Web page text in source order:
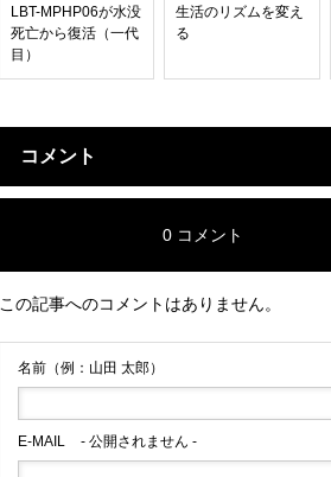
LBT-MPHP06が水没
死亡から復活（一代
目）
生活のリズムを変え
る
コメント
0 コメント
この記事へのコメントはありません。
名前（例：山田 太郎）
E-MAIL - 公開されません -